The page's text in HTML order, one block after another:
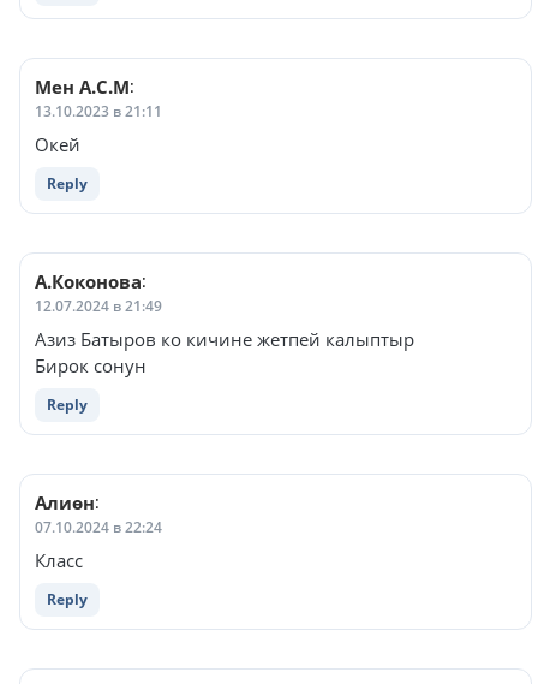
Мен А.С.М:
13.10.2023 в 21:11
Окей
Reply
А.Коконова:
12.07.2024 в 21:49
Азиз Батыров ко кичине жетпей калыптыр
Бирок сонун
Reply
Алиөн:
07.10.2024 в 22:24
Класс
Reply